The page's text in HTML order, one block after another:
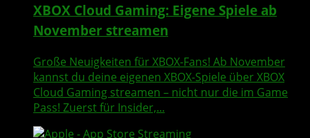
XBOX Cloud Gaming: Eigene Spiele ab
November streamen
Große Neuigkeiten für XBOX-Fans! Ab November
kannst du deine eigenen XBOX-Spiele über XBOX
Cloud Gaming streamen – nicht nur die im Game
Pass! Zuerst für Insider,...